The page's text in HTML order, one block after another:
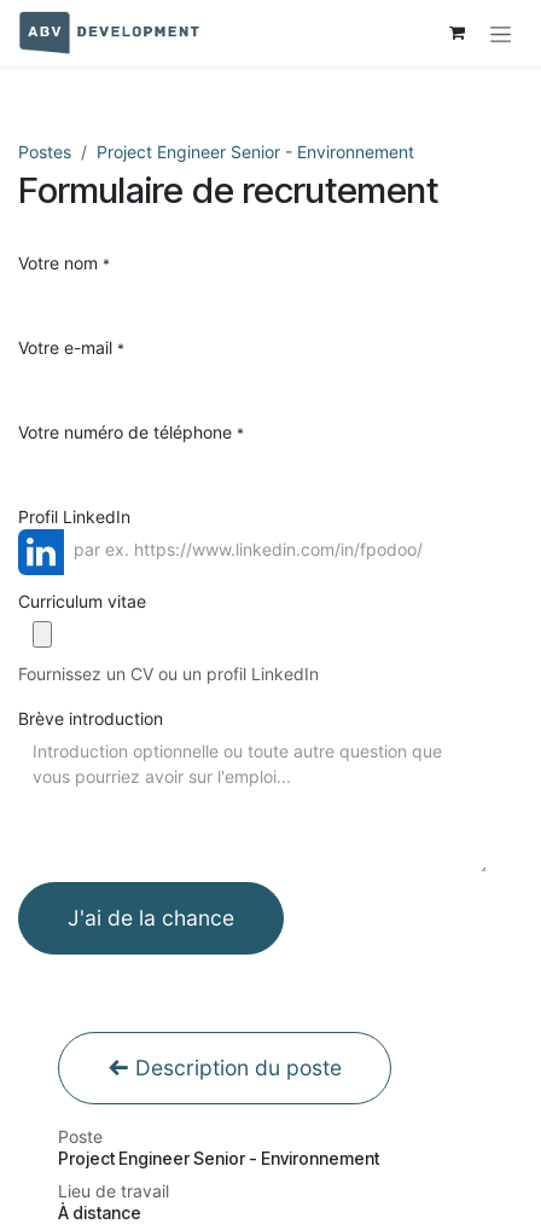
Se rendre au contenu
Postes Project Engineer Senior - Environnement
Formulaire de recrutement
Votre nom *
Votre e-mail *
Votre numéro de téléphone *
Profil LinkedIn
Curriculum vitae
Fournissez un CV ou un profil LinkedIn
Brève introduction
J'ai de la chance
Description du poste
Poste
Project Engineer Senior - Environnement
Lieu de travail
À distance